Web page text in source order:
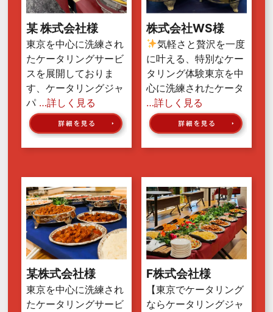
某 株式会社様
東京を中心に洗練され
たケータリングサービ
スを展開しておりま
す、ケータリングジャ
パ …詳しく見る
株式会社WS様
気軽さと贅沢を一度
に叶える、特別なケー
タリング体験東京を中
心に洗練されたケータ
…詳しく見る
某株式会社様
東京を中心に洗練され
たケータリングサービ
F株式会社様
【東京でケータリング
ならケータリングジャ